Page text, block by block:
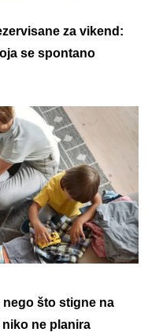
za vikend:
se spontano
što stigne na
ne planira